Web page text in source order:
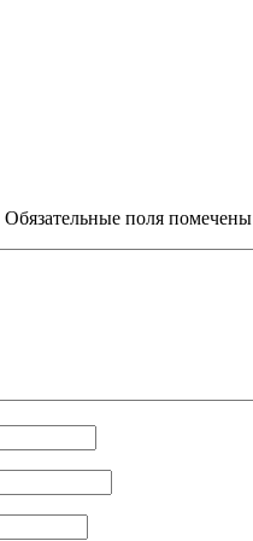
Обязательные поля